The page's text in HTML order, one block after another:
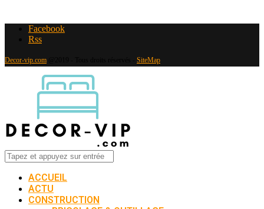
Facebook
Rss
Decor-vip.com SiteMap
ACCUEIL
ACTU
CONSTRUCTION